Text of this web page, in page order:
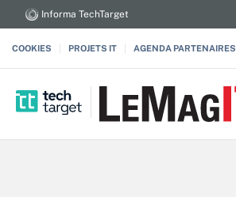
Informa TechTarget
COOKIES PROJETS IT AGENDA PARTENAIRES